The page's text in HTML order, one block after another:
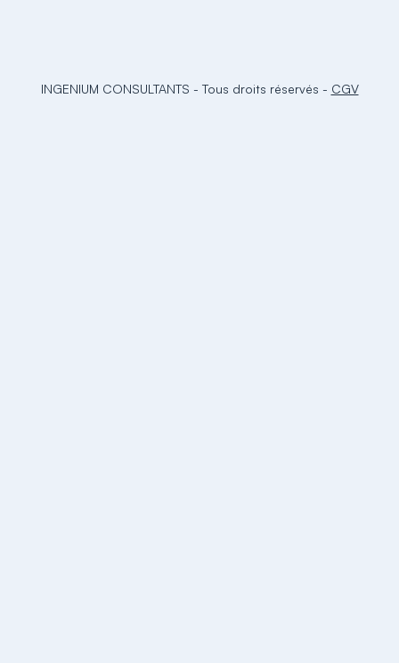
INGENIUM CONSULTANTS - Tous droits réservés - CGV